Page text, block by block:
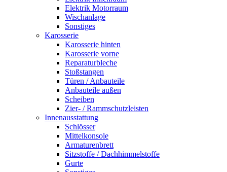
Elektrik Motorraum
Wischanlage
Sonstiges
Karosserie
Karosserie hinten
Karosserie vorne
Reparaturbleche
Stoßstangen
Türen / Anbauteile
Anbauteile außen
Scheiben
Zier- / Rammschutzleisten
Innenausstattung
Schlösser
Mittelkonsole
Armaturenbrett
Sitzstoffe / Dachhimmelstoffe
Gurte